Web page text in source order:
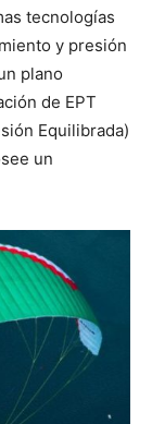
tecnologías
y presión
plano
de EPT
Equilibrada)
un